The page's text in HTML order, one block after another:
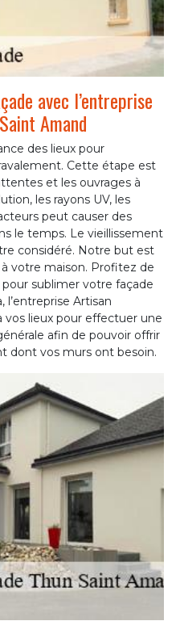
avec l’entreprise
Amand
des lieux pour
Cette étape est
et les ouvrages à
les rayons UV, les
peut causer des
le temps. Le vieillissement
considéré. Notre but est
votre maison. Profitez de
pour sublimer votre façade
Artisan
vos lieux pour effectuer une
afin de pouvoir offrir
dont vos murs ont besoin.